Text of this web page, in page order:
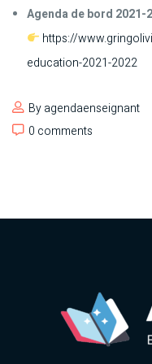
Agenda de bord
https://
education-2021-2022
Byagendaenseignant
0 comments
0 comments